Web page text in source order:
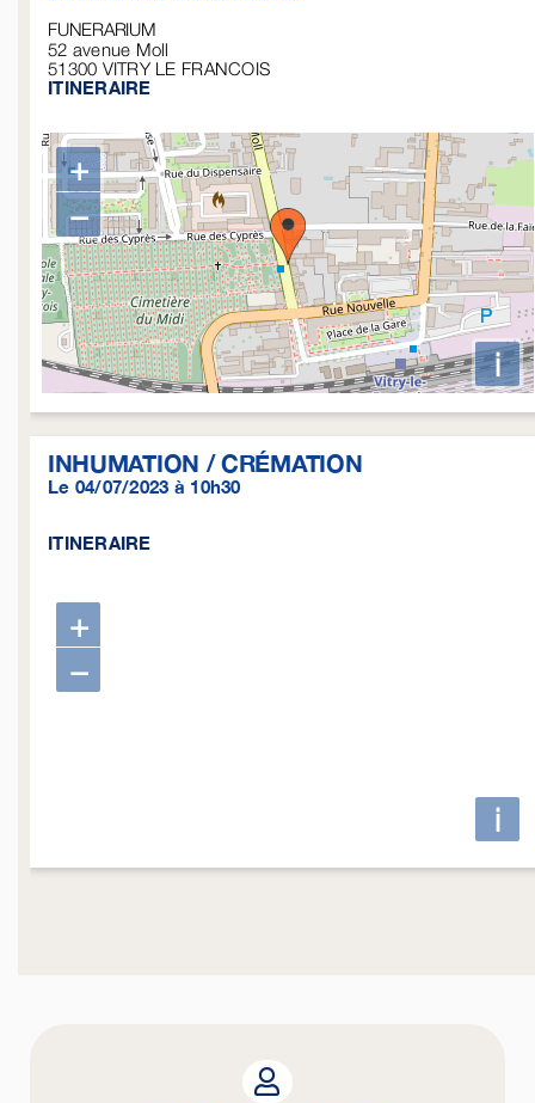
FUNERARIUM
52 avenue Moll
51300 VITRY LE FRANCOIS
ITINERAIRE
+
−
i
INHUMATION / CRÉMATION
Le 04/07/2023 à 10h30
ITINERAIRE
+
−
i